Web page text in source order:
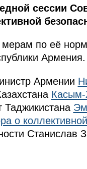
сессии
мерам по её
Армения.
Армении
Касым-
Таджикистана
о
Станислав